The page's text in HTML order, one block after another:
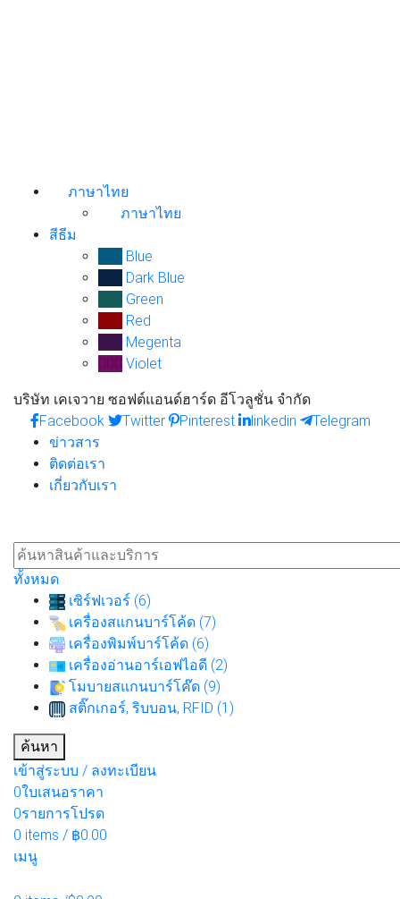
ภาษาไทย
ภาษาไทย
สีธีม
Blue
Dark Blue
Green
Red
Megenta
Violet
บริษัท เคเจวาย ซอฟต์แอนด์ฮาร์ด อีโวลูชั่น จำกัด
Facebook
Twitter Pinterest linkedin
Telegram
ข่าวสาร
ติดต่อเรา
เกี่ยวกับเรา
ทั้งหมด
เซิร์ฟเวอร์ (6)
เครื่องสแกนบาร์โค้ด (7)
เครื่องพิมพ์บาร์โค้ด (6)
เครื่องอ่านอาร์เอฟไอดี (2)
โมบายสแกนบาร์โค๊ด (9)
สติ๊กเกอร์, ริบบอน, RFID (1)
ค้นหา
เข้าสู่ระบบ / ลงทะเบียน
0ใบเสนอราคา
0รายการโปรด
0 items / ฿0.00
เมนู